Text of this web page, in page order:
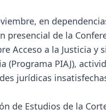
en
presencial de la
Acceso a la Justicia y
(Programa PIAJ),
jurídicas
de Estudios de la